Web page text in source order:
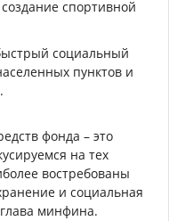
спортивной
социальный
пунктов и
фонда – это
на тех
востребованы
и социальная
минфина.